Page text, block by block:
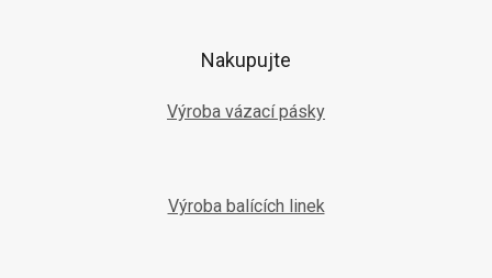
Nakupujte
Výroba vázací pásky
Výroba balících linek